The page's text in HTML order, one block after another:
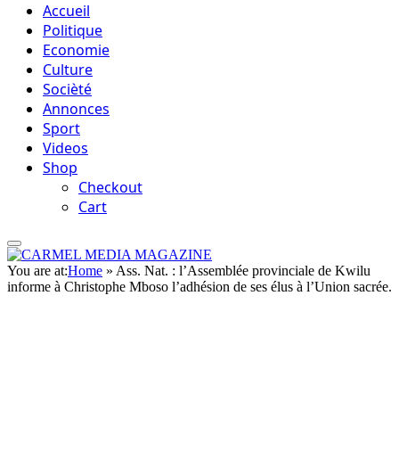
Accueil
Politique
Economie
Culture
Socièté
Annonces
Sport
Videos
Shop
Checkout
Cart
You are at:Home » Ass. Nat. : l’Assemblée provinciale de Kwilu
informe à Christophe Mboso l’adhésion de ses élus à l’Union sacrée.